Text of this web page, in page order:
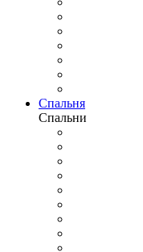
Спальня
Спальни